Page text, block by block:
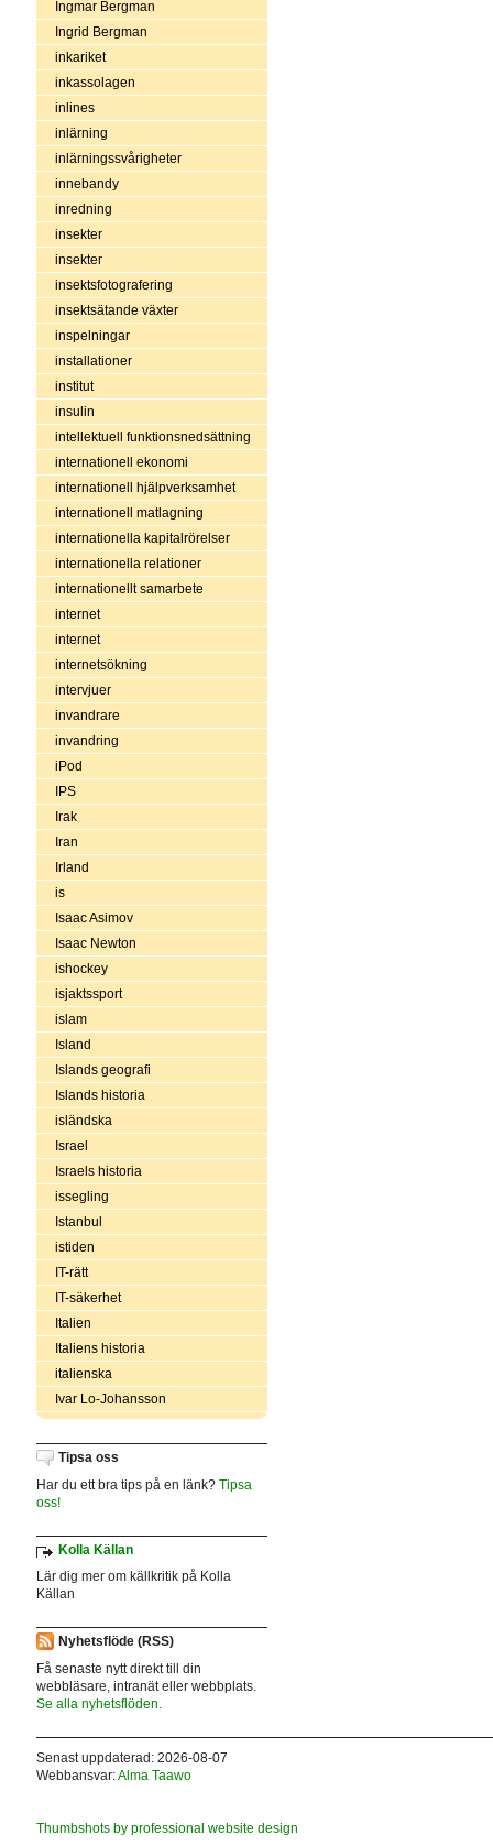
Ingmar Bergman
Ingrid Bergman
inkariket
inkassolagen
inlines
inlärning
inlärningssvårigheter
innebandy
inredning
insekter
insekter
insektsfotografering
insektsätande växter
inspelningar
installationer
institut
insulin
intellektuell funktionsnedsättning
internationell ekonomi
internationell hjälpverksamhet
internationell matlagning
internationella kapitalrörelser
internationella relationer
internationellt samarbete
internet
internet
internetsökning
intervjuer
invandrare
invandring
iPod
IPS
Irak
Iran
Irland
is
Isaac Asimov
Isaac Newton
ishockey
isjaktssport
islam
Island
Islands geografi
Islands historia
isländska
Israel
Israels historia
issegling
Istanbul
istiden
IT-rätt
IT-säkerhet
Italien
Italiens historia
italienska
Ivar Lo-Johansson
Tipsa oss
Har du ett bra tips på en länk? Tipsa
oss!
Kolla Källan
Lär dig mer om källkritik på Kolla
Källan
Nyhetsflöde (RSS)
Få senaste nytt direkt till din
webbläsare, intranät eller webbplats.
Se alla nyhetsflöden.
Senast uppdaterad: 2026-08-07
Webbansvar:Alma Taawo
Thumbshots by professional website design